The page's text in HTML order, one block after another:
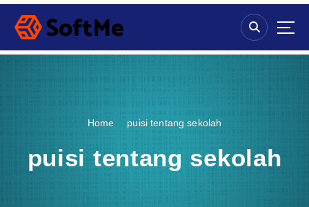
S
p
Home puisi tentang sekolah
puisi tentang sekolah